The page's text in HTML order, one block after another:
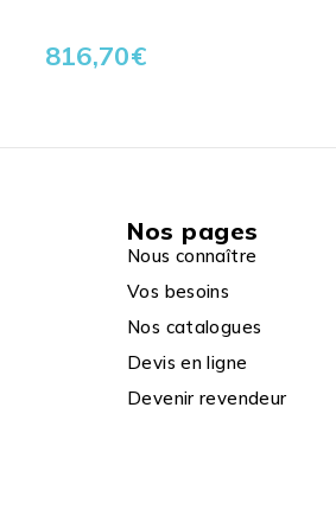
816,70€
Nos pages
Nous connaître
Vos besoins
Nos catalogues
Devis en ligne
Devenir revendeur